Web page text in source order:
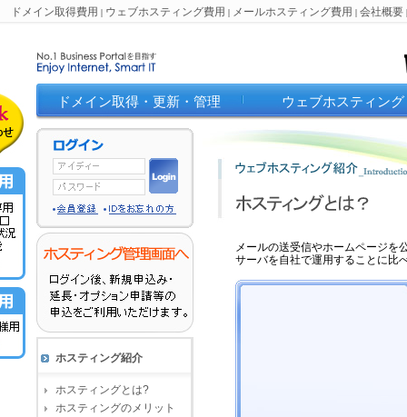
ドメイン取得費用 | ウェブホスティング費用 | メールホスティング費用 | 会社概要
ドメイン取得・更新・管理 ウェブホスティング
ホスティング紹介
ホスティングとは?
ホスティングのメリット
メールの送受信やホームページを
サーバを自社で運用することに比